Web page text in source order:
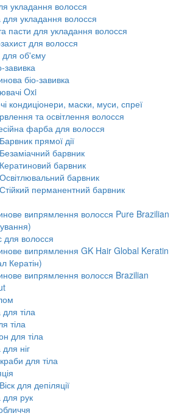
укладання волосся
укладання волосся
пасти для укладання волосся
для волосся
об'єму
завивка
біо-завивка
Oxi
кондиціонери, маски, муси, спреї
та освітлення волосся
фарба для волосся
Барвник прямої дії
Безаміачний барвник
Кератиновий барвник
Освітлювальний барвник
Стійкий перманентний барвник
випрямлення волосся Pure Brazilian
для волосся
випрямлення GK Hair Global Keratin
Кератін)
випрямлення волосся Brazilian
тіла
тіла
для тіла
ніг
для тіла
Віск для депіляції
рук